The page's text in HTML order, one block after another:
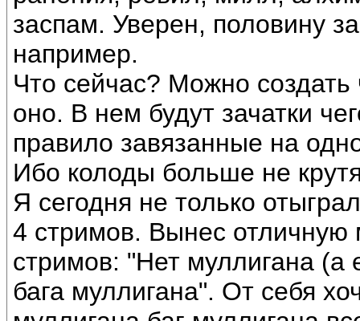
заспам. Уверен, половину
например.
Что сейчас? Можно
оно. В нем будут зачатки
правило завязанные на
Ибо колоды больше не
Я сегодня не только
4 стримов. Вынес
стримов: "Нет муллигана (а
бага муллигана". От себя